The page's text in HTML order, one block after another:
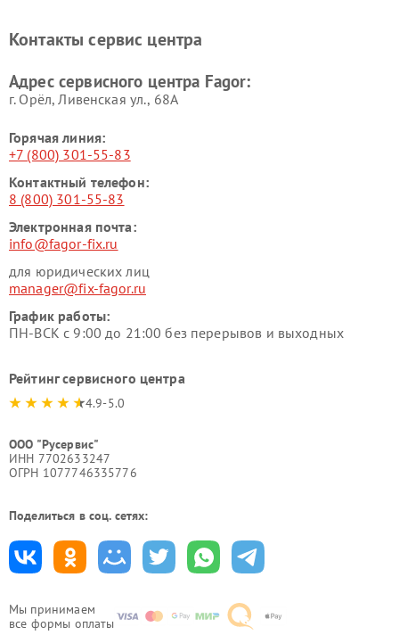
Мы принимаем
все формы оплаты
Контакты сервис центра
Адрес сервисного центра Fagor:
г. Орёл, Ливенская ул., 68А
Горячая линия:
+7 (800) 301-55-83
Контактный телефон:
8 (800) 301-55-83
Электронная почта:
info@fagor-fix.ru
для юридических лиц
manager@fix-fagor.ru
График работы:
ПН-ВСК с 9:00 до 21:00 без перерывов и выходных
Рейтинг сервисного центра
4.9-5.0
ООО "Русервис"
ИНН 7702633247
ОГРН 1077746335776
Поделиться в соц. сетях: